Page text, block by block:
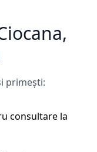
primești:
consultare la